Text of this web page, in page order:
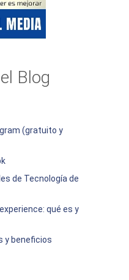
Blog
(gratuito y
de Tecnología de
qué es y
y beneficios